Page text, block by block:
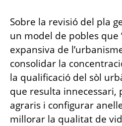
Sobre la revisió del pla
un model de pobles
expansiva de
consolidar la
la qualificació del sòl
que resulta innecessari,
agraris i configurar
millorar la qualitat de